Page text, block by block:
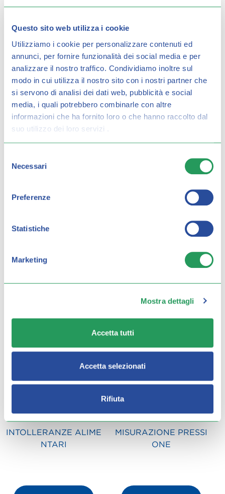
Questo sito web utilizza i cookie
Utilizziamo i cookie per personalizzare contenuti ed
annunci, per fornire funzionalità dei social media e per
analizzare il nostro traffico. Condividiamo inoltre sul
modo in cui utilizza il nostro sito con i nostri partner che
si servono di analisi dei dati web, pubblicità e social
media, i quali potrebbero combinarle con altre
informazioni che ha fornito loro o che hanno raccolto dal
suo utilizzo dei loro servizi .
delNecessari
Preferenze
Statistiche
Marketing
Mostra dettagli
Accetta tutti
Accetta selezionati
Rifiuta
OGRAMMA
ESAME GLICEMIA FIDELITY CARD
INTEGRATORI
INTOLLERANZE ALIME
NTARI
MISURAZIONE PRESSI
ONE